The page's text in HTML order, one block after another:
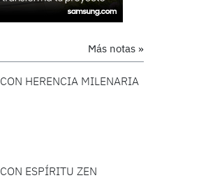
Más notas »
CON HERENCIA MILENARIA
CON ESPÍRITU ZEN